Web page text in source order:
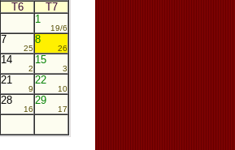
T6
T7
1
19/6
7
25
8
26
14
2
15
3
21
9
22
10
28
16
29
17